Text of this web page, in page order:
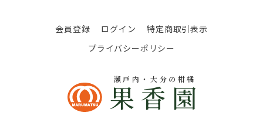
会員登録 ログイン
特定商取引表示
プライバシーポリシー
瀬戸内・大分の柑橘